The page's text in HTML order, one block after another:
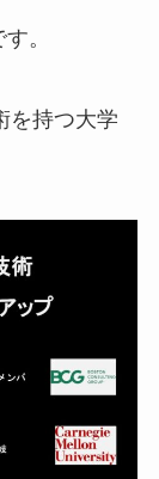
。
を持つ大学